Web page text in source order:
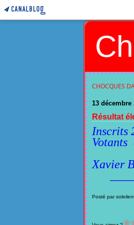
CHOCQUES
13 décembre
Résultat
Inscrits
Votants
F N
Xavier
Posté par